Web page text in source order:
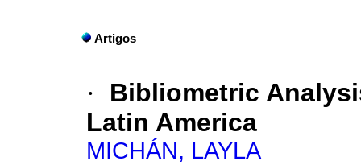
Artigos
·
Bibliometric
Latin America
MICHÁN, LAYLA